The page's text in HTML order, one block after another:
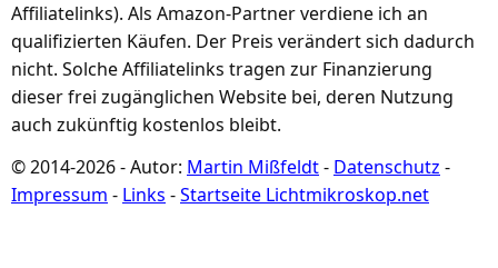
Affiliatelinks). Als Amazon-Partner verdiene ich an
qualifizierten Käufen. Der Preis verändert sich dadurch
nicht. Solche Affiliatelinks tragen zur Finanzierung
dieser frei zugänglichen Website bei, deren Nutzung
auch zukünftig kostenlos bleibt.
© 2014-2026 - Autor: Martin Mißfeldt- Datenschutz -
Impressum - Links -Startseite Lichtmikroskop.net